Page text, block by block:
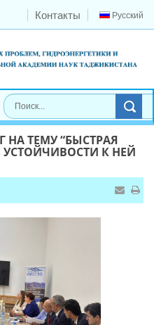
Русский
Контакты
ТЕМУ “БЫСТРАЯ
К НЕЙ